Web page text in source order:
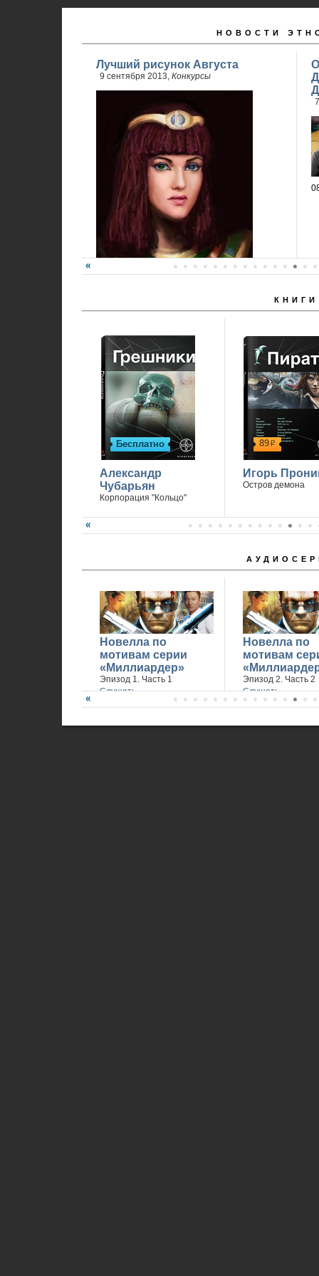
НОВОСТИ
Лучший рисунок Августа
9 сентября 2013, Конкурсы
Победитель - Анна Ремез
КНИГИ
Бесплатно
Александр
Чубарьян
Корпорация "Кольцо"
89р
Игорь
Остров демона
Новелла по
мотивам серии
«Миллиардер»
Эпизод 1. Часть 1
Слушать
Новелла по
мотивам
Эпизод 2. Часть 2
Слушать